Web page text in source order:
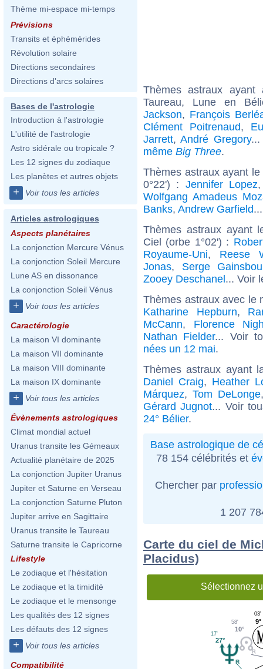
Thème mi-espace mi-temps
Prévisions
Transits et éphémérides
Révolution solaire
Directions secondaires
Directions d'arcs solaires
Bases de l'astrologie
Introduction à l'astrologie
L'utilité de l'astrologie
Astro sidérale ou tropicale ?
Les 12 signes du zodiaque
Les planètes et autres objets
+ Voir tous les articles
Articles astrologiques
Aspects planétaires
La conjonction Mercure Vénus
La conjonction Soleil Mercure
Lune AS en dissonance
La conjonction Soleil Vénus
+ Voir tous les articles
Caractérologie
La maison VI dominante
La maison VII dominante
La maison VIII dominante
La maison IX dominante
+ Voir tous les articles
Évènements astrologiques
Climat mondial actuel
Uranus transite les Gémeaux
Actualité planétaire de 2025
La conjonction Jupiter Uranus
Jupiter et Saturne en Verseau
La conjonction Saturne Pluton
Jupiter arrive en Sagittaire
Uranus transite le Taureau
Saturne transite le Capricorne
Lifestyle
Le zodiaque et l'hésitation
Le zodiaque et la timidité
Le zodiaque et le mensonge
Les qualités des 12 signes
Les défauts des 12 signes
+ Voir tous les articles
Compatibilité
Thèmes astraux
Taureau, Lune en
Jackson, François
Clément Poitrenaud,
Jarrett,André Gregory
même Big Three.
Thèmes astraux ayant
0°22') : Jennifer Lopez
Wolfgang Amadeus
Banks, Andrew Garfield
Thèmes astraux ayant
Ciel (orbe 1°02') :
Royaume-Uni, Reese
Jonas, Serge
Zooey Deschanel... Voir
Thèmes astraux avec le
Katharine Hepburn,
McCann, Florence
Nathan Fielder... Voir
nées un 12 mai.
Thèmes astraux ayant
Daniel Craig, Heather
Márquez,Tom DeLonge
Gérard Jugnot... Voir
24° Bélier.
Base astrologique de
78 154 célébrités et
Chercher par
1 207
Carte du ciel de
Placidus)
Sélectionnez
9°
03'
10°
58'
27°
17'